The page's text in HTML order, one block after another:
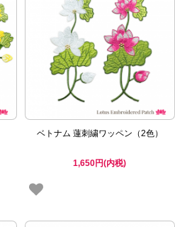
ベトナム 蓮刺繍ワッペン（2色）
1,650円(内税)